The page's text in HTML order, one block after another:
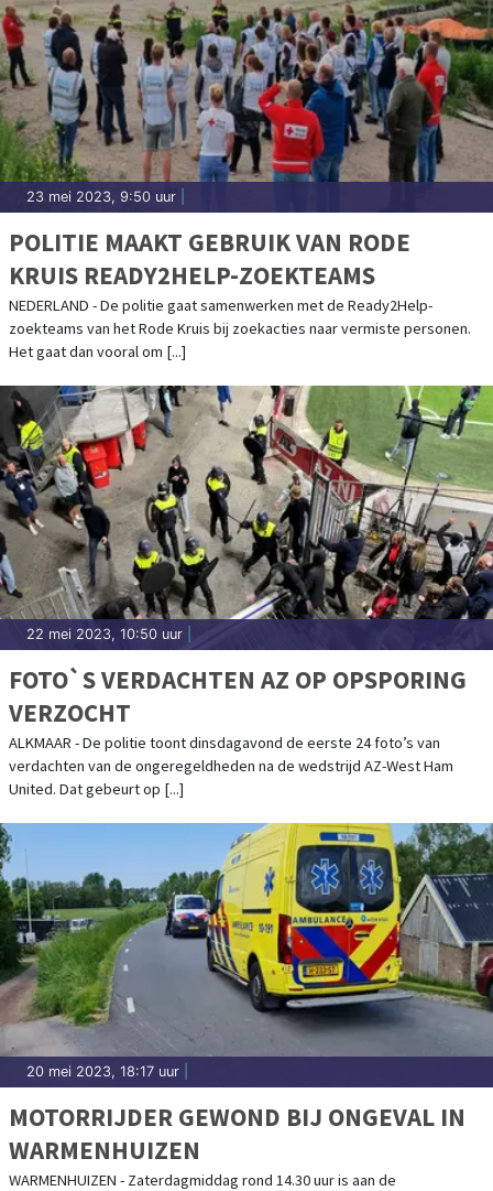
23 mei 2023, 9:50 uur
POLITIE MAAKT GEBRUIK VAN RODE
KRUIS READY2HELP-ZOEKTEAMS
NEDERLAND - De politie gaat samenwerken met de Ready2Help-
zoekteams van het Rode Kruis bij zoekacties naar vermiste personen.
Het gaat dan vooral om [...]
22 mei 2023, 10:50 uur
FOTO`S VERDACHTEN AZ OP OPSPORING
VERZOCHT
ALKMAAR - De politie toont dinsdagavond de eerste 24 foto’s van
verdachten van de ongeregeldheden na de wedstrijd AZ-West Ham
United. Dat gebeurt op [...]
20 mei 2023, 18:17 uur
MOTORRIJDER GEWOND BIJ ONGEVAL IN
WARMENHUIZEN
WARMENHUIZEN - Zaterdagmiddag rond 14.30 uur is aan de